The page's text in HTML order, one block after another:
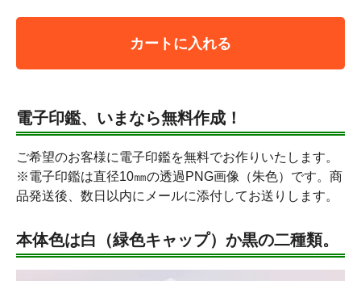
カートに入れる
電子印鑑、いまなら無料作成！
ご希望のお客様に電子印鑑を無料でお作りいたします。
※電子印鑑は直径10㎜の透過PNG画像（朱色）です。商
品発送後、数日以内にメールに添付してお送りします。
本体色は白（緑色キャップ）か黒の二種類。